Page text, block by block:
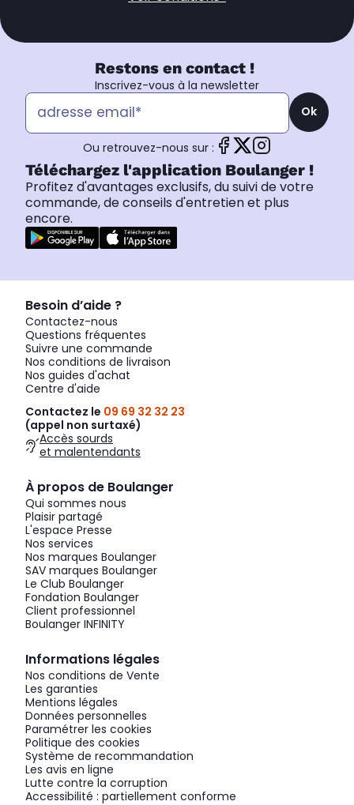
Restons en contact !
Inscrivez-vous à la newsletter
Ok
Ou retrouvez-nous sur :
Téléchargez l'application Boulanger !
Profitez d'avantages exclusifs, du suivi de votre
commande, de conseils d'entretien et plus
encore.
Besoin d’aide ?
Contactez-nous
Questions fréquentes
Suivre une commande
Nos conditions de livraison
Nos guides d'achat
Centre d'aide
Contactez le 09 69 32 32 23
(appel non surtaxé)
Accès sourds
et malentendants
À propos de Boulanger
Qui sommes nous
Plaisir partagé
L'espace Presse
Nos services
Nos marques Boulanger
SAV marques Boulanger
Le Club Boulanger
Fondation Boulanger
Client professionnel
Boulanger INFINITY
Informations légales
Nos conditions de Vente
Les garanties
Mentions légales
Données personnelles
Paramétrer les cookies
Politique des cookies
Système de recommandation
Les avis en ligne
Lutte contre la corruption
Accessibilité : partiellement conforme